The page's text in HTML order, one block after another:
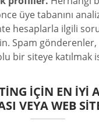
üye tabanını
hesaplarla ilgili
Spam
bir siteye katılmak
IÇIN EN İYI
VEYA WEB